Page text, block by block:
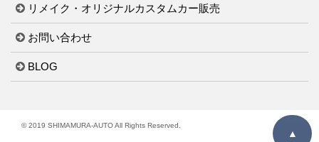
リメイク・オリジナルカスタムカー販売
お問い合わせ
BLOG
© 2019 SHIMAMURA-AUTO All Rights Reserved.
▲